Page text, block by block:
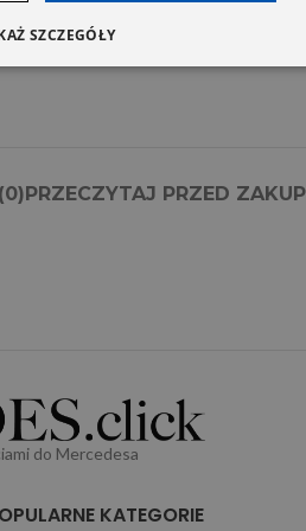
PRZECZYTAJ PRZED
do Mercedesa
KATEGORIE
SZCZEGÓŁY